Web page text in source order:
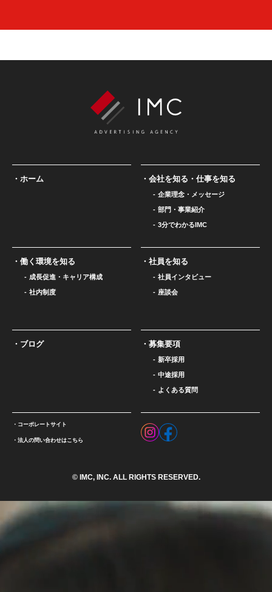
ホーム 会社を知る・仕事を知る
企業理念・メッセージ
部門・事業紹介
3分でわかるIMC
働く環境を知る
成長促進・キャリア構成
社内制度
社員を知る
社員インタビュー
座談会
ブログ 募集要項
新卒採用
中途採用
よくある質問
コーポレートサイト
法人の問い合わせはこちら
© IMC, INC. ALL RIGHTS RESERVED.